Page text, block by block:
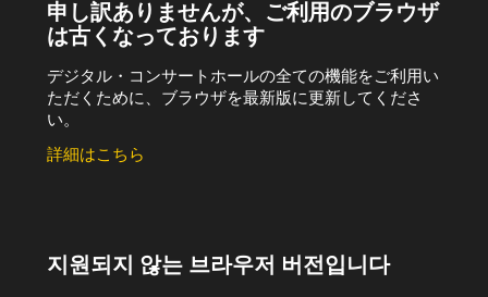
申し訳ありませんが、ご利用のブラウザ
は古くなっております
デジタル・コンサートホールの全ての機能をご利用い
ただくために、ブラウザを最新版に更新してくださ
い。
詳細はこちら
지원되지 않는 브라우저 버전입니다